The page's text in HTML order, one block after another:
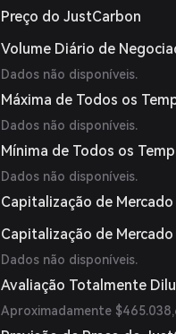
Preço do JustCarbon
Volume Diário de
Dados não disponíveis.
Máxima de Todos os
Dados não disponíveis.
Mínima de Todos os
Dados não disponíveis.
Capitalização de Mercado
Capitalização de Mercado
Dados não disponíveis.
Avaliação Totalmente
Aproximadamente